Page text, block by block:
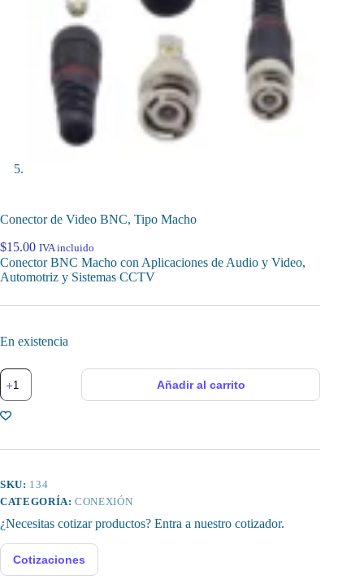
Conector de Video BNC, Tipo Macho
$15.00 IVA incluido
Conector BNC Macho con Aplicaciones de Audio y Video,
Automotriz y Sistemas CCTV
En existencia
Conector
de
Video
BNC,
Añadir al carrito
SKU: 134
CATEGORÍA:CONEXIÓN
¿Necesitas cotizar productos? Entra a nuestro cotizador.
Cotizaciones